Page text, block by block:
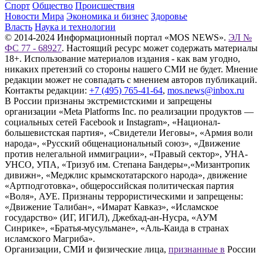
Спорт Общество Происшествия
Новости Мира Экономика и бизнес Здоровье
Власть Наука и технологии
© 2014-2024 Информационный портал «MOS NEWS». ЭЛ №
ФС 77 - 68927. Настоящий ресурс может содержать материалы
18+. Использование материалов издания - как вам угодно,
никаких претензий со стороны нашего СМИ не будет. Мнение
редакции может не совпадать с мнением авторов публикаций.
Контакты редакции: +7 (495) 765-41-64, mos.news@inbox.ru
В России признаны экстремистскими и запрещены
организации «Meta Platforms Inc. по реализации продуктов —
социальных сетей Facebook и Instagram», «Национал-
большевистская партия», «Свидетели Иеговы», «Армия воли
народа», «Русский общенациональный союз», «Движение
против нелегальной иммиграции», «Правый сектор», УНА-
УНСО, УПА, «Тризуб им. Степана Бандеры»,«Мизантропик
дивижн», «Меджлис крымскотатарского народа», движение
«Артподготовка», общероссийская политическая партия
«Воля», АУЕ. Признаны террористическими и запрещены:
«Движение Талибан», «Имарат Кавказ», «Исламское
государство» (ИГ, ИГИЛ), Джебхад-ан-Нусра, «АУМ
Синрике», «Братья-мусульмане», «Аль-Каида в странах
исламского Магриба».
Организации, СМИ и физические лица, признанные в России